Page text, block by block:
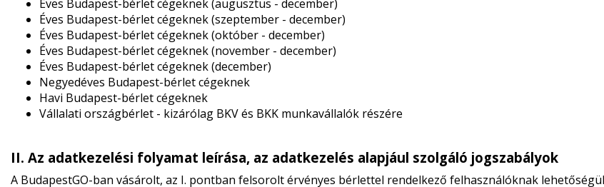
Éves Budapest-bérlet cégeknek (augusztus - december)
Éves Budapest-bérlet cégeknek (szeptember - december)
Éves Budapest-bérlet cégeknek (október - december)
Éves Budapest-bérlet cégeknek (november - december)
Éves Budapest-bérlet cégeknek (december)
Negyedéves Budapest-bérlet cégeknek
Havi Budapest-bérlet cégeknek
Vállalati országbérlet - kizárólag BKV és BKK munkavállalók részére
II. Az adatkezelési folyamat leírása, az adatkezelés alapjául szolgáló jogszabályok
A BudapestGO-ban vásárolt, az I. pontban felsorolt érvényes bérlettel rendelkező felhasználóknak